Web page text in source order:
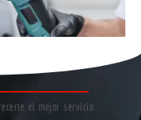
el mejor servicio